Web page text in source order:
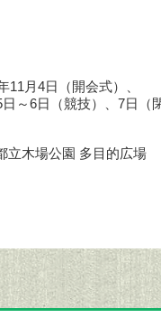
11月4日（開会式）、
日～6日（競技）、7日（
立木場公園 多目的広場